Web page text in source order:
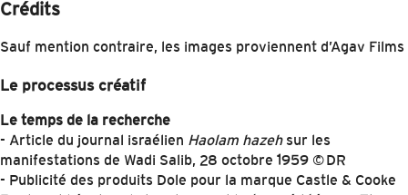
Crédits
Sauf mention contraire, les images proviennent d’Agav Films
Le processus créatif
Le temps de la recherche
- Article du journal israélien Haolam hazehsur les
manifestations de Wadi Salib, 28 octobre 1959 © DR
- Publicité des produits Dole pour la marque Castle & Cooke